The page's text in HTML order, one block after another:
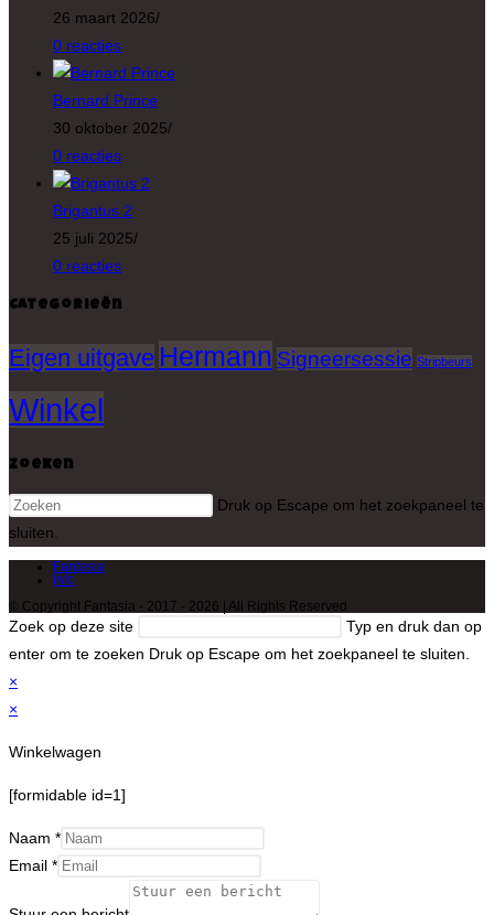
26 maart 2026/
0 reacties
Bernard Prince
30 oktober 2025/
0 reacties
Brigantus 2
25 juli 2025/
0 reacties
Categorieën
Eigen uitgave Hermann Signeersessie Stripbeurs
Winkel
Zoeken
Druk op Escape om het zoekpaneel te
sluiten.
Fantasia
Info
© Copyright Fantasia - 2017 - 2026 | All Rights Reserved
Zoek op deze site
Typ en druk dan op
enter om te zoeken Druk op Escape om het zoekpaneel te sluiten.
×
×
Winkelwagen
[formidable id=1]
Naam *
Email *